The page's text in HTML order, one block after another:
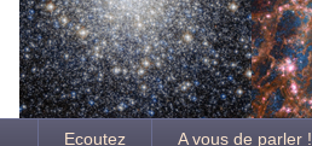
Ecoutez A vous de parler !